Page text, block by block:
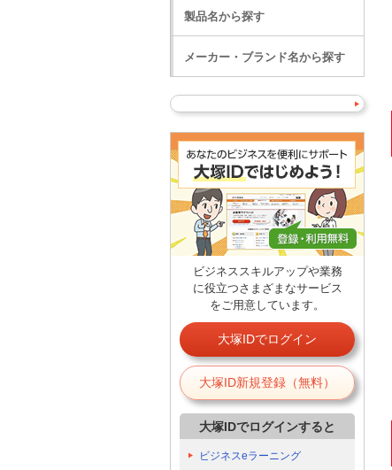
製品名から探す
メーカー・ブランド名から探す
ビジネススキルアップや業務
に役立つさまざまなサービス
をご用意しています。
大塚IDでログイン
大塚ID新規登録（無料）
大塚IDでログインすると
ビジネスeラーニング